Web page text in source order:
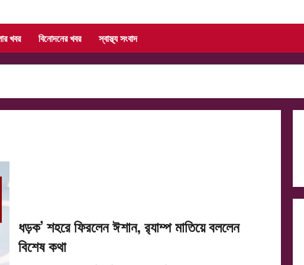
খবর বিনোদনের খবর স্বাস্থ্য সংবাদ
ধড়ক’ শহরে ফিরলেন ঈশান, র‍্যাম্প মাতিয়ে বললেন
বিশেষ কথা